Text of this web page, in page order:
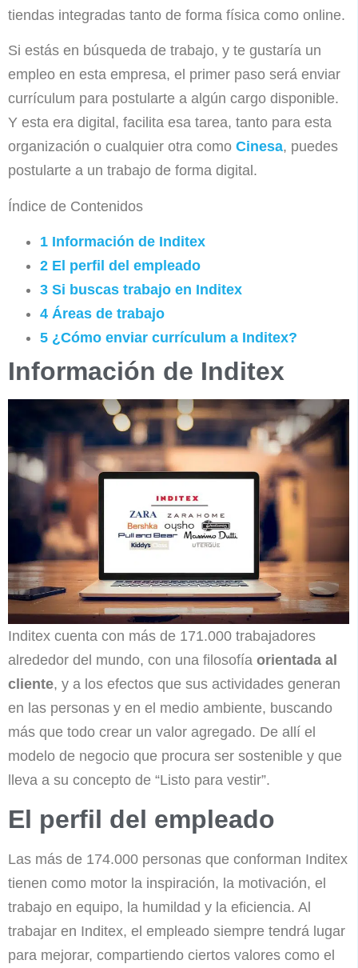
tiendas integradas tanto de forma física como online.
Si estás en búsqueda de trabajo, y te gustaría un
empleo en esta empresa, el primer paso será enviar
currículum para postularte a algún cargo disponible.
Y esta era digital, facilita esa tarea, tanto para esta
organización o cualquier otra como Cinesa, puedes
postularte a un trabajo de forma digital.
Índice de Contenidos
1 Información de Inditex
2 El perfil del empleado
3 Si buscas trabajo en Inditex
4 Áreas de trabajo
5 ¿Cómo enviar currículum a Inditex?
Información de Inditex
Inditex cuenta con más de 171.000 trabajadores
alrededor del mundo, con una filosofía orientada al
cliente, y a los efectos que sus actividades generan
en las personas y en el medio ambiente, buscando
más que todo crear un valor agregado. De allí el
modelo de negocio que procura ser sostenible y que
lleva a su concepto de “Listo para vestir”.
El perfil del empleado
Las más de 174.000 personas que conforman Inditex
tienen como motor la inspiración, la motivación, el
trabajo en equipo, la humildad y la eficiencia. Al
trabajar en Inditex, el empleado siempre tendrá lugar
para mejorar, compartiendo ciertos valores como el